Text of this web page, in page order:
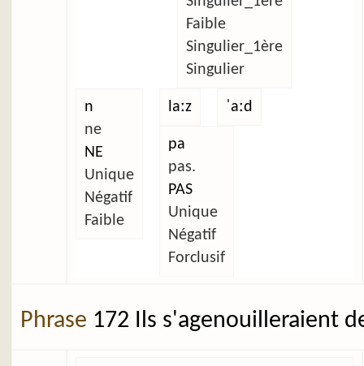
Faible
Singulier_1ère
Singulier
n
ne
NE
Unique
Négatif
Faible
laːz ˈaːd
pa
pas.
PAS
Unique
Négatif
Forclusif
Phrase 172 Ils s'agenouilleraient